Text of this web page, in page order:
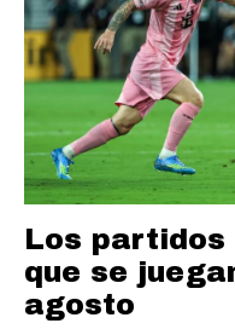
Los partidos
que se
agosto